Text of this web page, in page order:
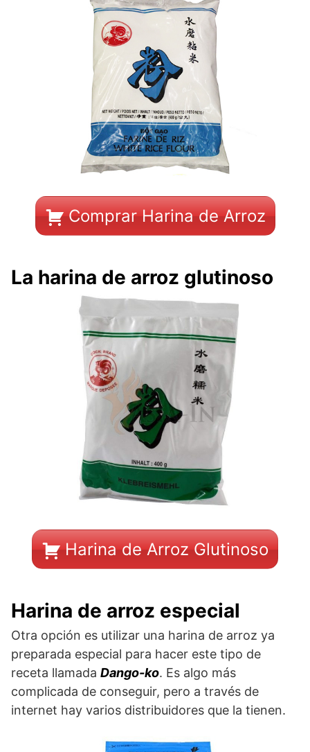
Comprar Harina de Arroz
La harina de arroz glutinoso
Harina de Arroz Glutinoso
Harina de arroz especial
Otra opción es utilizar una harina de arroz ya
preparada especial para hacer este tipo de
receta llamada Dango-ko. Es algo más
complicada de conseguir, pero a través de
internet hay varios distribuidores que la tienen.